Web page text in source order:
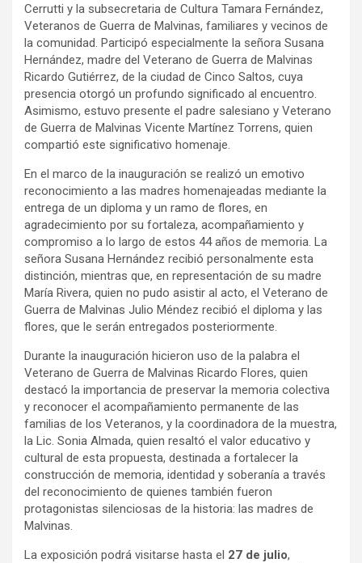
Cerrutti y la subsecretaria de Cultura Tamara Fernández,
Veteranos de Guerra de Malvinas, familiares y vecinos de
la comunidad. Participó especialmente la señora Susana
Hernández, madre del Veterano de Guerra de Malvinas
Ricardo Gutiérrez, de la ciudad de Cinco Saltos, cuya
presencia otorgó un profundo significado al encuentro.
Asimismo, estuvo presente el padre salesiano y Veterano
de Guerra de Malvinas Vicente Martínez Torrens, quien
compartió este significativo homenaje.
En el marco de la inauguración se realizó un emotivo
reconocimiento a las madres homenajeadas mediante la
entrega de un diploma y un ramo de flores, en
agradecimiento por su fortaleza, acompañamiento y
compromiso a lo largo de estos 44 años de memoria. La
señora Susana Hernández recibió personalmente esta
distinción, mientras que, en representación de su madre
María Rivera, quien no pudo asistir al acto, el Veterano de
Guerra de Malvinas Julio Méndez recibió el diploma y las
flores, que le serán entregados posteriormente.
Durante la inauguración hicieron uso de la palabra el
Veterano de Guerra de Malvinas Ricardo Flores, quien
destacó la importancia de preservar la memoria colectiva
y reconocer el acompañamiento permanente de las
familias de los Veteranos, y la coordinadora de la muestra,
la Lic. Sonia Almada, quien resaltó el valor educativo y
cultural de esta propuesta, destinada a fortalecer la
construcción de memoria, identidad y soberanía a través
del reconocimiento de quienes también fueron
protagonistas silenciosas de la historia: las madres de
Malvinas.
La exposición podrá visitarse hasta el 27 de julio,